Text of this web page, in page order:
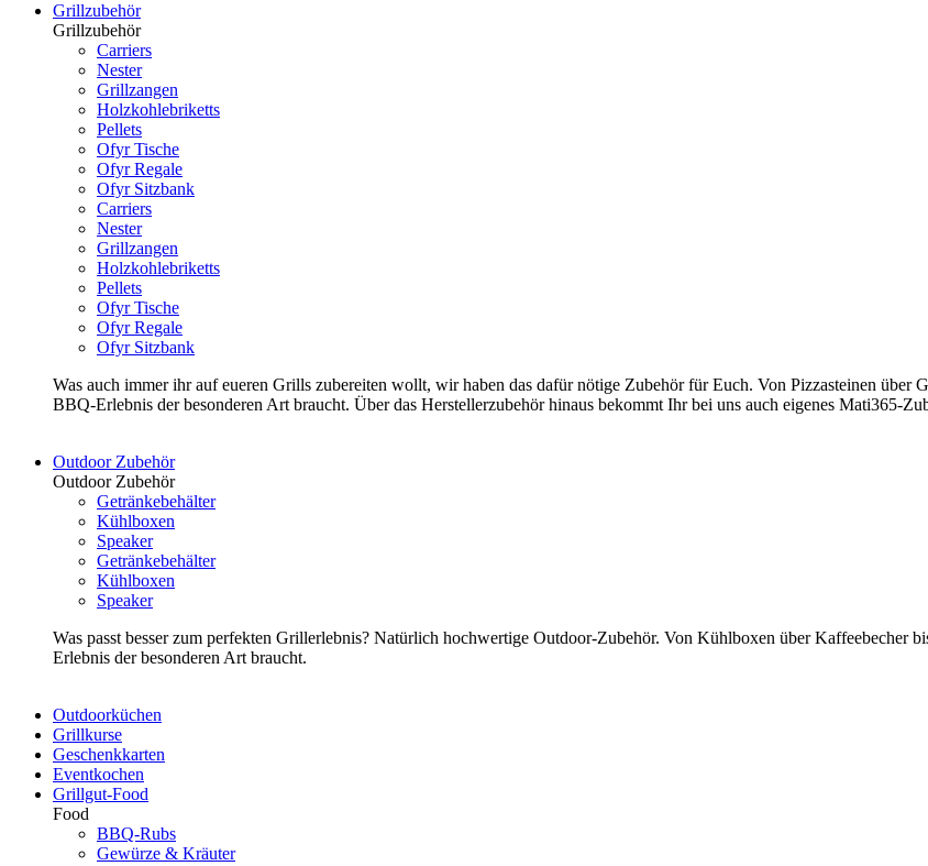
Grillzubehör
Grillzubehör
Carriers
Nester
Grillzangen
Holzkohlebriketts
Pellets
Ofyr Tische
Ofyr Regale
Ofyr Sitzbank
Carriers
Nester
Grillzangen
Holzkohlebriketts
Pellets
Ofyr Tische
Ofyr Regale
Ofyr Sitzbank
Was auch immer ihr auf eueren Grills zubereiten wollt, wir haben das dafür nötige Zubehör für Euch. Von Pizzasteinen
BBQ-Erlebnis der besonderen Art braucht. Über das Herstellerzubehör hinaus bekommt Ihr bei uns auch eigenes Mati365-
Outdoor Zubehör
Outdoor Zubehör
Getränkebehälter
Kühlboxen
Speaker
Getränkebehälter
Kühlboxen
Speaker
Was passt besser zum perfekten Grillerlebnis? Natürlich hochwertige Outdoor-Zubehör. Von Kühlboxen über Kaffeebecher
Erlebnis der besonderen Art braucht.
Outdoorküchen
Grillkurse
Geschenkkarten
Eventkochen
Grillgut-Food
Food
BBQ-Rubs
Gewürze & Kräuter